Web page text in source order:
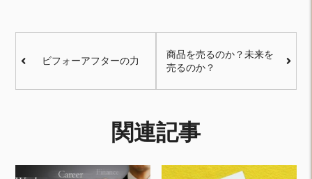
ビフォーアフターの力
商品を売るのか？未来を
売るのか？
関連記事